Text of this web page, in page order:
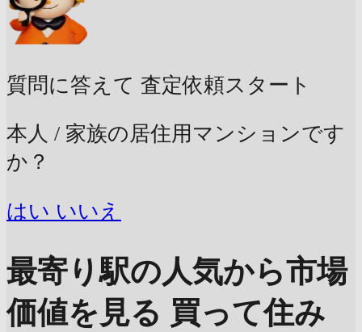
質問に答えて 査定依頼スタート
本人 / 家族の居住用マンションです
か？
はい いいえ
最寄り駅の人気から市場
価値を見る 買って住み